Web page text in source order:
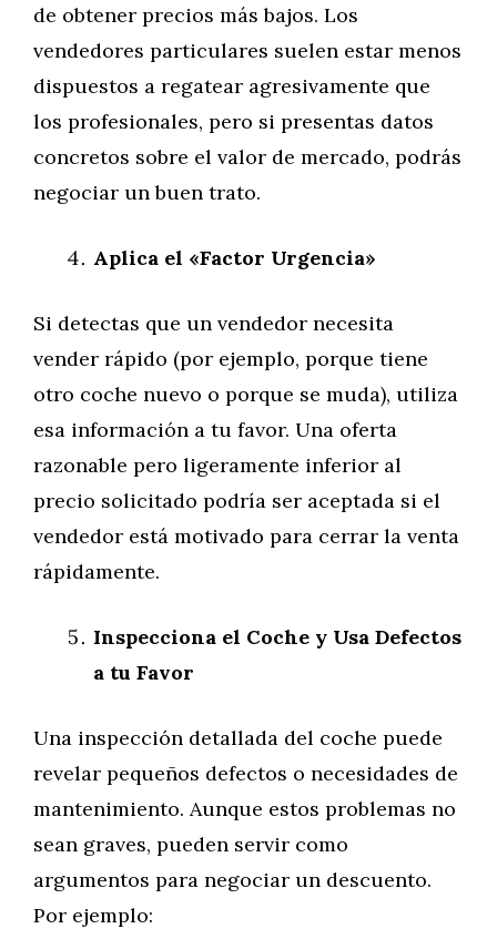
de obtener precios más bajos. Los
vendedores particulares suelen estar menos
dispuestos a regatear agresivamente que
los profesionales, pero si presentas datos
concretos sobre el valor de mercado, podrás
negociar un buen trato.
Aplica el «Factor Urgencia»
Si detectas que un vendedor necesita
vender rápido (por ejemplo, porque tiene
otro coche nuevo o porque se muda), utiliza
esa información a tu favor. Una oferta
razonable pero ligeramente inferior al
precio solicitado podría ser aceptada si el
vendedor está motivado para cerrar la venta
rápidamente.
Inspecciona el Coche y Usa Defectos
a tu Favor
Una inspección detallada del coche puede
revelar pequeños defectos o necesidades de
mantenimiento. Aunque estos problemas no
sean graves, pueden servir como
argumentos para negociar un descuento.
Por ejemplo: